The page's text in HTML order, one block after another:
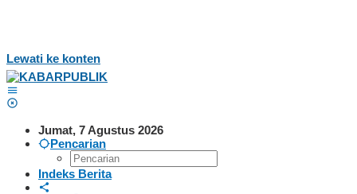
Lewati ke konten
Jumat, 7 Agustus 2026
Pencarian
Indeks Berita